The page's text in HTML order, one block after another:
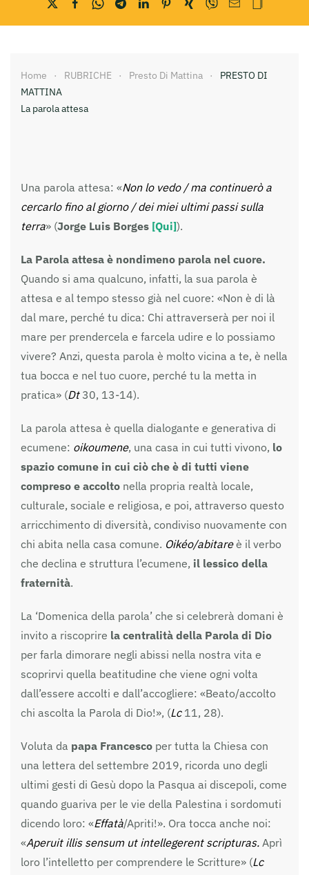
Home RUBRICHE Presto Di Mattina
PRESTO DI
MATTINA
La parola attesa
Una parola attesa: «Non lo vedo / ma continuerò a
cercarlo fino al giorno / dei miei ultimi passi sulla
terra» (Jorge Luis Borges [Qui]).
La Parola attesa è nondimeno parola nel cuore.
Quando si ama qualcuno, infatti, la sua parola è
attesa e al tempo stesso già nel cuore: «Non è di là
dal mare, perché tu dica: Chi attraverserà per noi il
mare per prendercela e farcela udire e lo possiamo
vivere? Anzi, questa parola è molto vicina a te, è nella
tua bocca e nel tuo cuore, perché tu la metta in
pratica» (Dt30, 13-14).
La parola attesa è quella dialogante e generativa di
ecumene: oikoumene, una casa in cui tutti vivono, lo
spazio comune in cui ciò che è di tutti viene
compreso e accolto nella propria realtà locale,
culturale, sociale e religiosa, e poi, attraverso questo
arricchimento di diversità, condiviso nuovamente con
chi abita nella casa comune. Oikéo/abitareè il verbo
che declina e struttura l’ecumene, il lessico della
fraternità.
La ‘Domenica della parola’ che si celebrerà domani è
invito a riscoprire la centralità della Parola di Dio
per farla dimorare negli abissi nella nostra vita e
scoprirvi quella beatitudine che viene ogni volta
dall’essere accolti e dall’accogliere: «Beato/accolto
chi ascolta la Parola di Dio!», (Lc11, 28).
Voluta da papa Francesco per tutta la Chiesa con
una lettera del settembre 2019, ricorda uno degli
ultimi gesti di Gesù dopo la Pasqua ai discepoli, come
quando guariva per le vie della Palestina i sordomuti
dicendo loro: «Effatà/Apriti!». Ora tocca anche noi:
«Aperuit illis sensum ut intellegerent scripturas. Aprì
loro l’intelletto per comprendere le Scritture» (Lc